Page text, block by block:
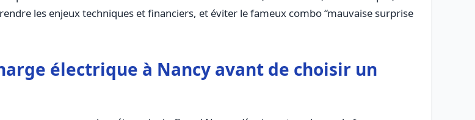
les enjeux techniques et financiers, et éviter le fameux combo “mauvaise surprise
électrique à Nancy avant de choisir un